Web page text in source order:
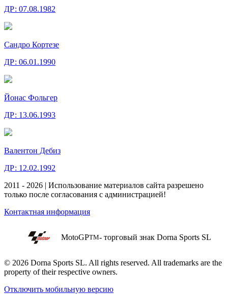
ДР: 07.08.1982
Сандро Кортезе
ДР: 06.01.1990
Йонас Фольгер
ДР: 13.06.1993
Валентон Дебиз
ДР: 12.02.1992
2011 - 2026 | Использование материалов сайта разрешено
только после согласования с администрацией!
Контактная информация
MotoGPTM- торговый знак Dorna Sports SL
© 2026 Dorna Sports SL. All rights reserved. All trademarks are the
property of their respective owners.
Отключить мобильную версию